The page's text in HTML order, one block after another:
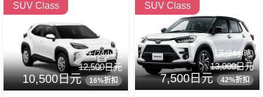
SUV Class
1天(24小時)
12,500日元
10,500日元 16%折扣
SUV Class
1天(24小時)
13,000日元
7,500日元 42%折扣